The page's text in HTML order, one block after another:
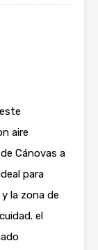
aire
Cánovas a
para
la zona de
el